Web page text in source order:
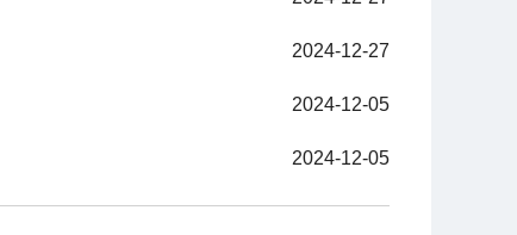
2024-12-27
2024-12-05
2024-12-05